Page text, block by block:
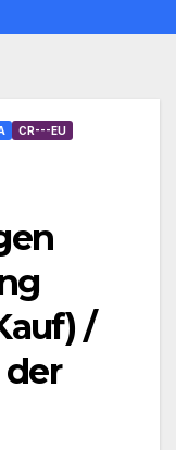
CR---EU
/